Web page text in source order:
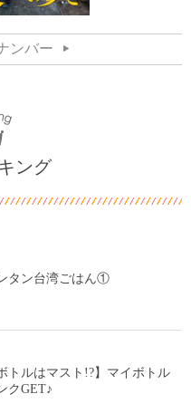
ンバー
ング
タン台湾ごはん①
トルはマスト!?】マイボトル
クGET♪